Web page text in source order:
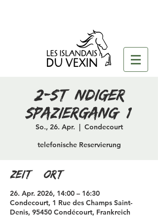
2-stündiger
Spaziergang (1)
So., 26. Apr.
  |
Condecourt
telefonische Reservierung
Zeit & Ort
26. Apr. 2026, 14:00 – 16:30
Condecourt, 1 Rue des Champs Saint-
Denis, 95450 Condécourt, Frankreich